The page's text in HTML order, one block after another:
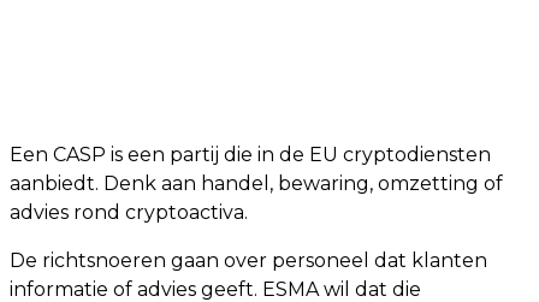
Een CASP is een partij die in de EU cryptodiensten
aanbiedt. Denk aan handel, bewaring, omzetting of
advies rond cryptoactiva.
De richtsnoeren gaan over personeel dat klanten
informatie of advies geeft. ESMA wil dat die